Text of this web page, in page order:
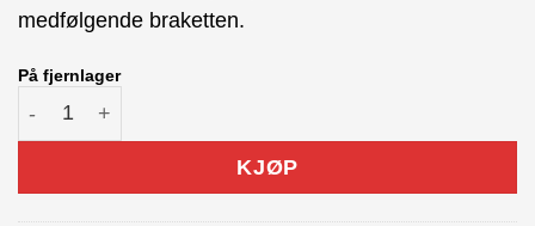
medfølgende braketten.
På fjernlager
BBB Samurai BMP-50 Minipumpe antall
KJØP